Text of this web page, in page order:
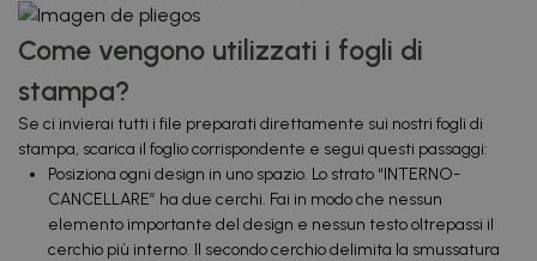
Come vengono utilizzati i fogli di
stampa?
Se ci invierai tutti i file preparati direttamente sui nostri fogli di
stampa, scarica il foglio corrispondente e segui questi passaggi:
Posiziona ogni design in uno spazio. Lo strato “INTERNO-
CANCELLARE” ha due cerchi. Fai in modo che nessun
elemento importante del design e nessun testo oltrepassi il
cerchio più interno. Il secondo cerchio delimita la smussatura